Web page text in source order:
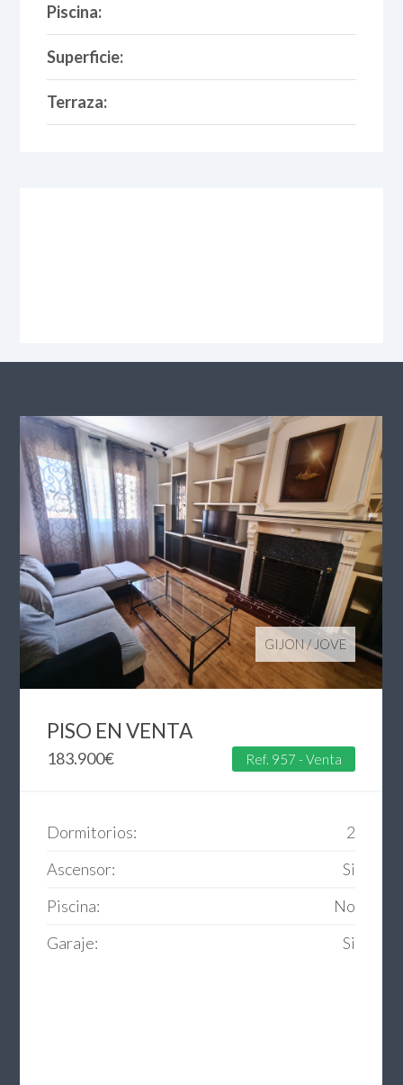
Piscina:
Superficie:
Terraza:
GIJON/ JOVE
PISO EN VENTA
183.900€ Ref. 957 - Venta
Dormitorios:
2
Ascensor:
Si
Piscina:
No
Garaje:
Si